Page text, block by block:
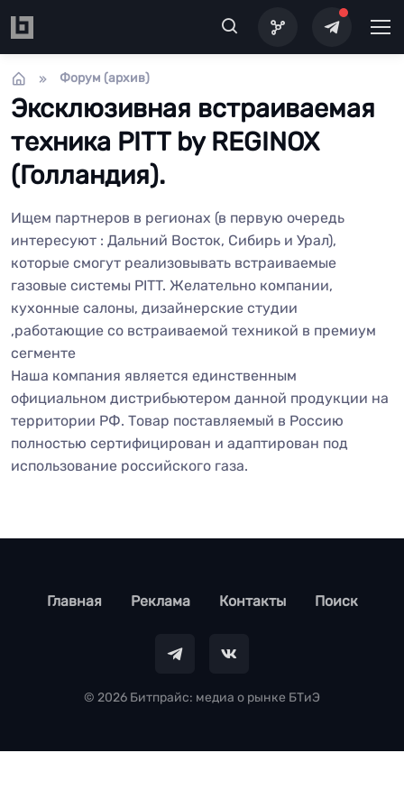
Форум (архив)
Эксклюзивная встраиваемая
техника PITT by REGINOX
(Голландия).
Ищем партнеров в регионах (в первую очередь
интересуют : Дальний Восток, Сибирь и Урал),
которые смогут реализовывать встраиваемые
газовые системы PITT. Желательно компании,
кухонные салоны, дизайнерские студии
,работающие со встраиваемой техникой в премиум
сегменте
Наша компания является единственным
официальном дистрибьютером данной продукции на
территории РФ. Товар поставляемый в Россию
полностью сертифицирован и адаптирован под
использование российского газа.
footer
Главная Реклама Контакты Поиск
© 2026 Битпрайс: медиа о рынке БТиЭ